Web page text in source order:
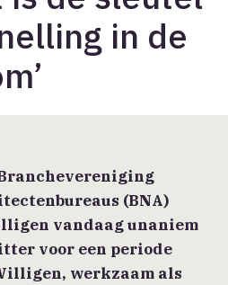
in de
(BNA)
vandaag unaniem
voor een periode
werkzaam als